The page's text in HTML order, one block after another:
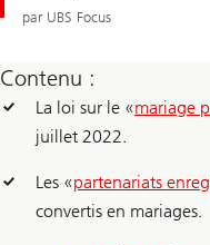
par UBS Focus
Contenu :
La loi sur le «mariage
juillet 2022.
Les «partenariats
convertis en mariages.